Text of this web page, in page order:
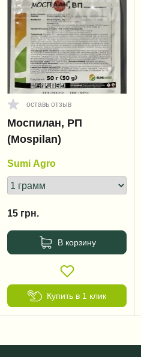
оставь отзыв
Моспилан, РП
(Mospilan)
Sumi Agro
15 грн.
В корзину
Купить в 1 клик